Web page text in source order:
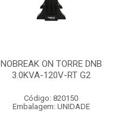
NOBREAK ON TORRE DNB
3.0KVA-120V-RT G2
Código: 820150
Embalagem: UNIDADE